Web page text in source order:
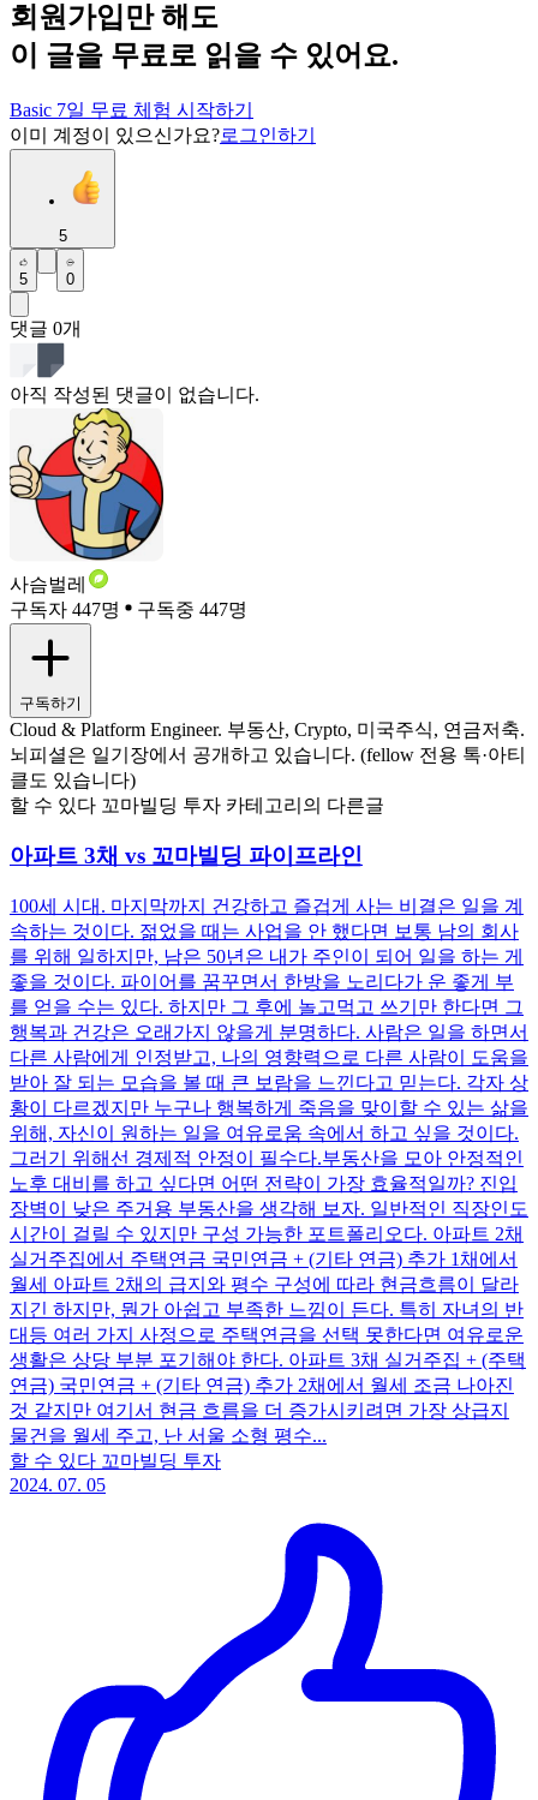
회원가입만 해도
이 글을 무료로 읽을 수 있어요.
Basic 7일 무료 체험 시작하기
이미 계정이 있으신가요?로그인하기
5
5 0
댓글 0개
아직 작성된 댓글이 없습니다.
사슴벌레
구독자 447명
구독중 447명
구독하기
Cloud & Platform Engineer. 부동산, Crypto, 미국주식, 연금저축.
뇌피셜은 일기장에서 공개하고 있습니다. (fellow 전용 톡·아티
클도 있습니다)
할 수 있다 꼬마빌딩 투자 카테고리의 다른글
아파트 3채 vs 꼬마빌딩 파이프라인
100세 시대. 마지막까지 건강하고 즐겁게 사는 비결은 일을 계
속하는 것이다. 젊었을 때는 사업을 안 했다면 보통 남의 회사
를 위해 일하지만, 남은 50년은 내가 주인이 되어 일을 하는 게
좋을 것이다. 파이어를 꿈꾸면서 한방을 노리다가 운 좋게 부
를 얻을 수는 있다. 하지만 그 후에 놀고먹고 쓰기만 한다면 그
행복과 건강은 오래가지 않을게 분명하다. 사람은 일을 하면서
다른 사람에게 인정받고, 나의 영향력으로 다른 사람이 도움을
받아 잘 되는 모습을 볼 때 큰 보람을 느낀다고 믿는다. 각자 상
황이 다르겠지만 누구나 행복하게 죽음을 맞이할 수 있는 삶을
위해, 자신이 원하는 일을 여유로움 속에서 하고 싶을 것이다.
그러기 위해선 경제적 안정이 필수다. ​ 부동산을 모아 안정적인
노후 대비를 하고 싶다면 어떤 전략이 가장 효율적일까? 진입
장벽이 낮은 주거용 부동산을 생각해 보자. 일반적인 직장인도
시간이 걸릴 수 있지만 구성 가능한 포트폴리오다. 아파트 2채
실거주집에서 주택연금 국민연금 + (기타 연금) 추가 1채에서
월세 아파트 2채의 급지와 평수 구성에 따라 현금흐름이 달라
지긴 하지만, 뭔가 아쉽고 부족한 느낌이 든다. 특히 자녀의 반
대등 여러 가지 사정으로 주택연금을 선택 못한다면 여유로운
생활은 상당 부분 포기해야 한다. 아파트 3채 실거주집 + (주택
연금) 국민연금 + (기타 연금) 추가 2채에서 월세 조금 나아진
것 같지만 여기서 현금 흐름을 더 증가시키려면 가장 상급지
물건을 월세 주고, 난 서울 소형 평수...
할 수 있다 꼬마빌딩 투자
2024. 07. 05